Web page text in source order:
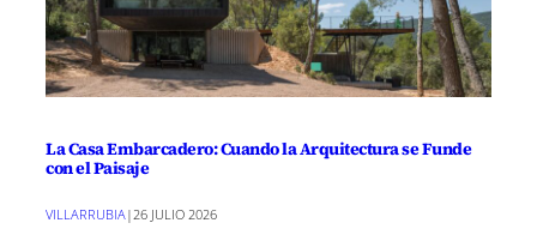
La Casa Embarcadero: Cuando la Arquitectura se Funde
con el Paisaje
VILLARRUBIA | 26 JULIO 2026